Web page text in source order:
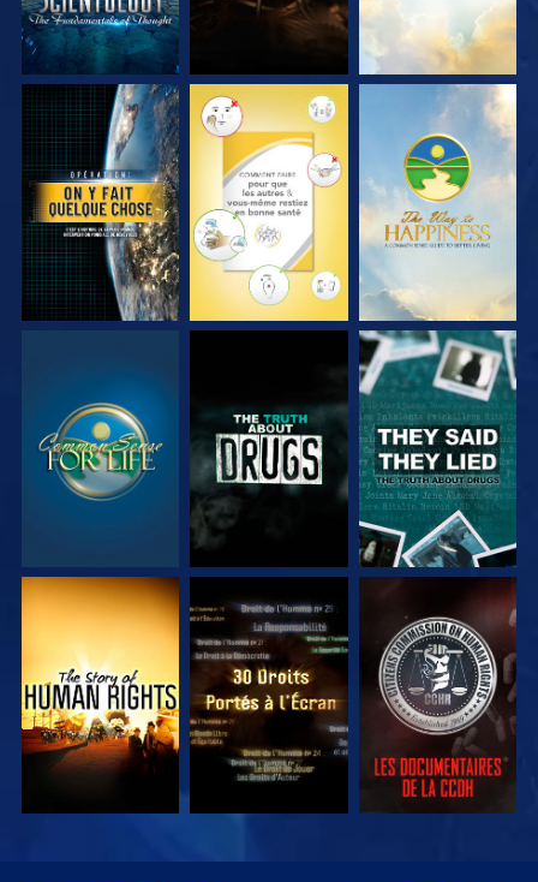
REGARDER REGARDER REGARDER
REGARDER REGARDER REGARDER
REGARDER REGARDER REGARDER